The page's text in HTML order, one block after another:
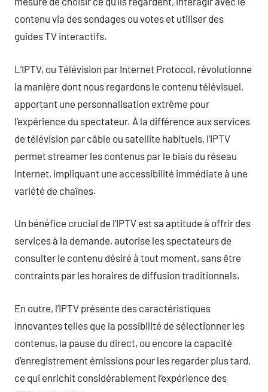
contenu via des sondages ou votes et utiliser des
guides TV interactifs.
L’IPTV, ou Télévision par Internet Protocol, révolutionne
la manière dont nous regardons le contenu télévisuel,
apportant une personnalisation extrême pour
l’expérience du spectateur. À la différence aux services
de télévision par câble ou satellite habituels, l’IPTV
permet streamer les contenus par le biais du réseau
Internet, impliquant une accessibilité immédiate à une
variété de chaînes.
Un bénéfice crucial de l’IPTV est sa aptitude à offrir des
services à la demande, autorise les spectateurs de
consulter le contenu désiré à tout moment, sans être
contraints par les horaires de diffusion traditionnels.
En outre, l’IPTV présente des caractéristiques
innovantes telles que la possibilité de sélectionner les
contenus, la pause du direct, ou encore la capacité
d’enregistrement émissions pour les regarder plus tard,
ce qui enrichit considérablement l’expérience des